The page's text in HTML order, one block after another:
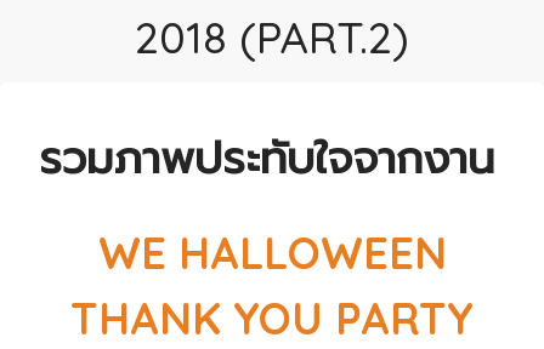
2018 (PART.2)
รวมภาพประทับใจจากงาน
WE HALLOWEEN
THANK YOU PARTY